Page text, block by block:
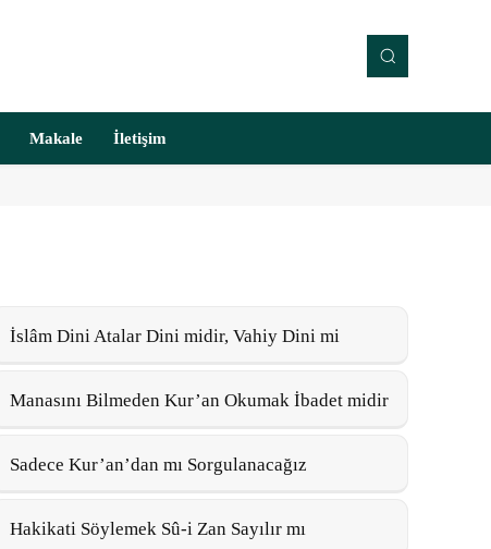
Makale İletişim
İslâm Dini Atalar Dini midir, Vahiy Dini mi
Manasını Bilmeden Kur’an Okumak İbadet midir
Sadece Kur’an’dan mı Sorgulanacağız
Hakikati Söylemek Sû-i Zan Sayılır mı